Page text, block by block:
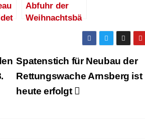
Abfuhr der
Weihnachtsbä
Spatenstich für Neubau der
Rettungswache Arnsberg ist
heute erfolgt